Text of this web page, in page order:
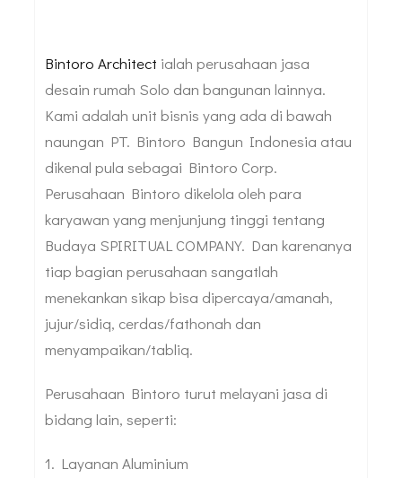
Bintoro Architect ialah perusahaan jasa
desain rumah Solo dan bangunan lainnya.
Kami adalah unit bisnis yang ada di bawah
naungan PT. Bintoro Bangun Indonesia atau
dikenal pula sebagai Bintoro Corp.
Perusahaan Bintoro dikelola oleh para
karyawan yang menjunjung tinggi tentang
Budaya SPIRITUAL COMPANY. Dan karenanya
tiap bagian perusahaan sangatlah
menekankan sikap bisa dipercaya/amanah,
jujur/sidiq, cerdas/fathonah dan
menyampaikan/tabliq.
Perusahaan Bintoro turut melayani jasa di
bidang lain, seperti:
1. Layanan Aluminium